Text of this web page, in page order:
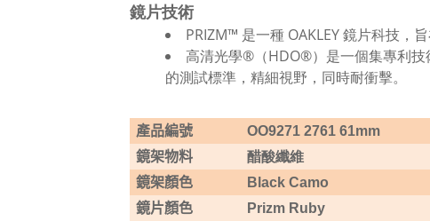
鏡片技術
PRIZM™ 是一種 OAKLEY 鏡片科技，
高清光學®（HDO®）是一個集專利技
的測試標準，精細視野，同時耐衝擊。
產品編號
OO9271 2761 61mm
鏡架物料
醋酸纖維
鏡架顏色
Black Camo
鏡片顏色
Prizm Ruby